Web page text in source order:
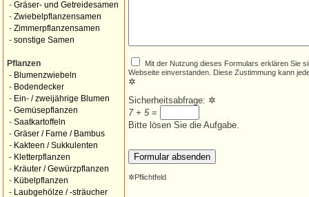
- Gräser- und Getreidesamen
- Zwiebelpflanzensamen
- Zimmerpflanzensamen
- sonstige Samen
Pflanzen
- Blumenzwiebeln
- Bodendecker
- Ein- / zweijährige Blumen
- Gemüsepflanzen
- Saatkartoffeln
- Gräser / Farne / Bambus
- Kakteen / Sukkulenten
- Kletterpflanzen
- Kräuter / Gewürzpflanzen
- Kübelpflanzen
-
Laubgehölze / -sträucher
Mit der Nutzung dieses Formulars erklären Sie
Webseite einverstanden. Diese Zustimmung kann
✲
Sicherheitsabfrage: ✲
7 + 5=
Bitte lösen Sie die Aufgabe.
✲Pflichtfeld